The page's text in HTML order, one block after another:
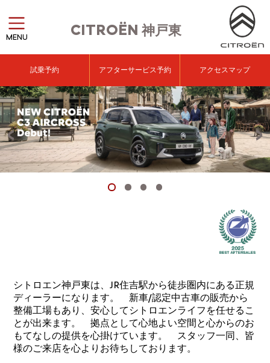
CITROËN神戸東
MENU
試乗予約 アフターサービス予約 アクセスマップ
シトロエン神戸東は、JR住吉駅から徒歩圏内にある正規
ディーラーになります。 新車/認定中古車の販売から
整備工場もあり、安心してシトロエンライフを任せるこ
とが出来ます。 拠点として心地よい空間と心からのお
もてなしの提供を心掛けています。 スタッフ一同、皆
様のご来店を心よりお待ちしております。